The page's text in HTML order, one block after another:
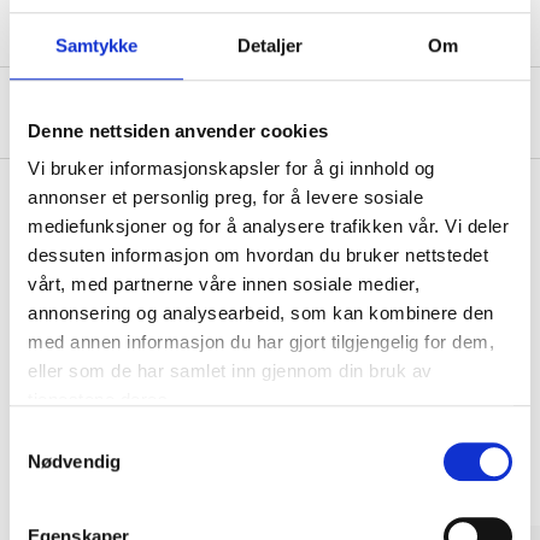
Samtykke Detaljer Om
Denne nettsiden anvender cookies
Vi bruker informasjonskapsler for å gi innhold og
annonser et personlig preg, for å levere sosiale
mediefunksjoner og for å analysere trafikken vår. Vi deler
dessuten informasjon om hvordan du bruker nettstedet
vårt, med partnerne våre innen sosiale medier,
annonsering og analysearbeid, som kan kombinere den
med annen informasjon du har gjort tilgjengelig for dem,
eller som de har samlet inn gjennom din bruk av
Nødvendig
Egenskaper
Kjøp & Hent
Kjøp & Hent i ditt varehus.
LES MER